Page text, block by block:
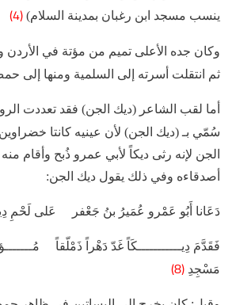
ينسب مسجد ابن رغبان بمدينة السلام) (4)
وكان جده الأعلى تميم من مؤتة في
ثم انتقلت أسرته إلى السلمية ومنها إلى
أما لقب الشاعر (ديك الجن) فقد تعددت
سُمّي بـ (ديك الجن) لأن عينيه كانتا خضراوين
الجن لإنه رثى ديكاً لأبي عمرو ذُبح وأقام منه
أصدقاءه وفي ذلك يقول ديك الجن:
دَعَانا أَبُو عَمْرو عُمَيرُ بنُ جَعْفر عَلى لَحْمِ
فَقَدَّمَ دِيـــــــــــكَاً غَدّ دَهْراً ذَمْلّقاً
مَسْجِدِ (8)